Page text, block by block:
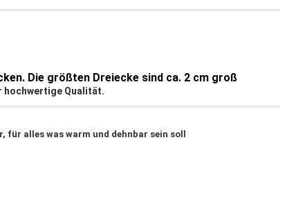
Die größten Dreiecke sind ca. 2 cm groß
hochwertige Qualität.
alles was warm und dehnbar sein soll